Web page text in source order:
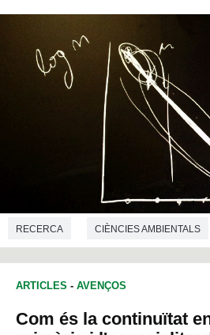
RECERCA CIÈNCIES AMBIENTALS
MATEMÀTIQUES
ARTICLES - AVENÇOS
Com és la continuïtat